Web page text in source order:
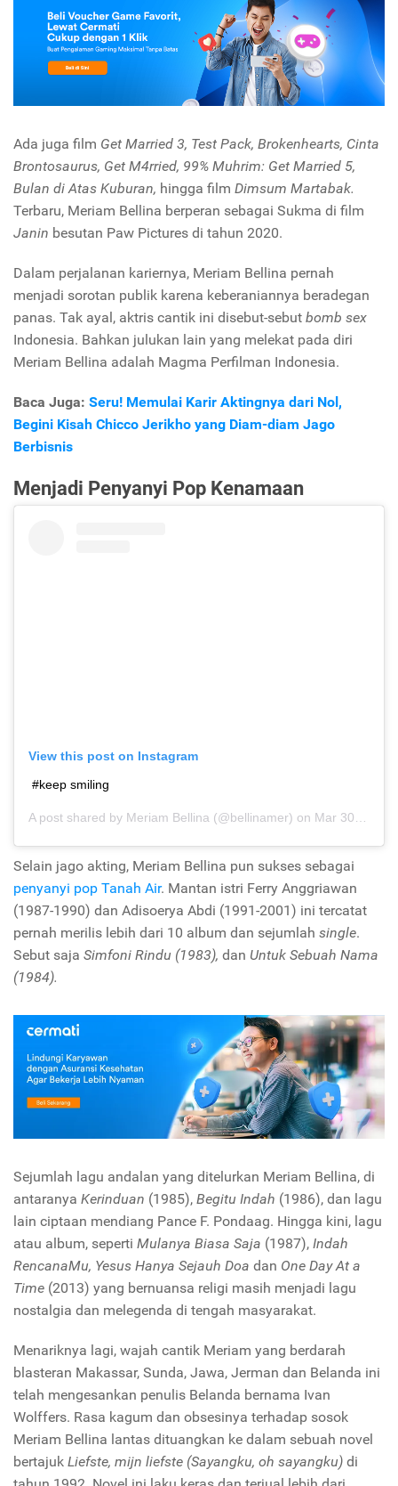
Ada juga film Get Married 3, Test Pack, Brokenhearts, Cinta
Brontosaurus, Get M4rried, 99% Muhrim: Get Married 5,
Bulan di Atas Kuburan, hingga film Dimsum Martabak.
Terbaru, Meriam Bellina berperan sebagai Sukma di film
Janin besutan Paw Pictures di tahun 2020.
Dalam perjalanan kariernya, Meriam Bellina pernah
menjadi sorotan publik karena keberaniannya beradegan
panas. Tak ayal, aktris cantik ini disebut-sebut bomb sex
Indonesia. Bahkan julukan lain yang melekat pada diri
Meriam Bellina adalah Magma Perfilman Indonesia.
Baca Juga: Seru! Memulai Karir Aktingnya dari Nol,
Begini Kisah Chicco Jerikho yang Diam-diam Jago
Berbisnis
Menjadi Penyanyi Pop Kenamaan
View this post on Instagram
#keep smiling
A post shared by Meriam Bellina (@bellinamer) on Mar 30, 2015 at 10:53am PDT
Selain jago akting, Meriam Bellina pun sukses sebagai
penyanyi pop Tanah Air. Mantan istri Ferry Anggriawan
(1987-1990) dan Adisoerya Abdi (1991-2001) ini tercatat
pernah merilis lebih dari 10 album dan sejumlah single.
Sebut saja Simfoni Rindu (1983), dan Untuk Sebuah Nama
(1984).
Sejumlah lagu andalan yang ditelurkan Meriam Bellina, di
antaranya Kerinduan (1985), Begitu Indah (1986), dan lagu
lain ciptaan mendiang Pance F. Pondaag. Hingga kini, lagu
atau album, seperti Mulanya Biasa Saja (1987), Indah
RencanaMu, Yesus Hanya Sejauh Doa dan One Day At a
Time (2013) yang bernuansa religi masih menjadi lagu
nostalgia dan melegenda di tengah masyarakat.
Menariknya lagi, wajah cantik Meriam yang berdarah
blasteran Makassar, Sunda, Jawa, Jerman dan Belanda ini
telah mengesankan penulis Belanda bernama Ivan
Wolffers. Rasa kagum dan obsesinya terhadap sosok
Meriam Bellina lantas dituangkan ke dalam sebuah novel
bertajuk Liefste, mijn liefste (Sayangku, oh sayangku) di